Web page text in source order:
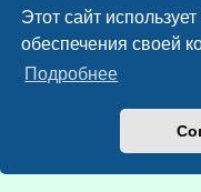
Этот сайт
обеспечения своей
Подробнее